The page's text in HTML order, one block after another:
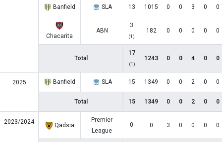
Banfield SLA 13 1015 0 0 3 0 0
Chacarita
ABN
3
(1)
182 0 0 0 0 0
Total
17
(1)
1243 0 0 4 0 0
2025 Banfield SLA 15 1349 0 0 2 0 0
Total 15 1349 0 0 2 0 0
2023/2024 Qadsia
Premier
League
0 0 3 0 0 0 0